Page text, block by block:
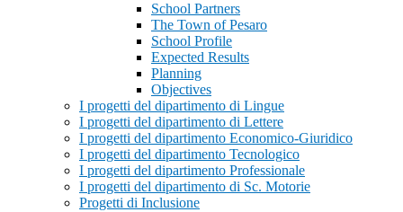
School Partners
The Town of Pesaro
School Profile
Expected Results
Planning
Objectives
I progetti del dipartimento di Lingue
I progetti del dipartimento di Lettere
I progetti del dipartimento Economico-Giuridico
I progetti del dipartimento Tecnologico
I progetti del dipartimento Professionale
I progetti del dipartimento di Sc. Motorie
Progetti di Inclusione